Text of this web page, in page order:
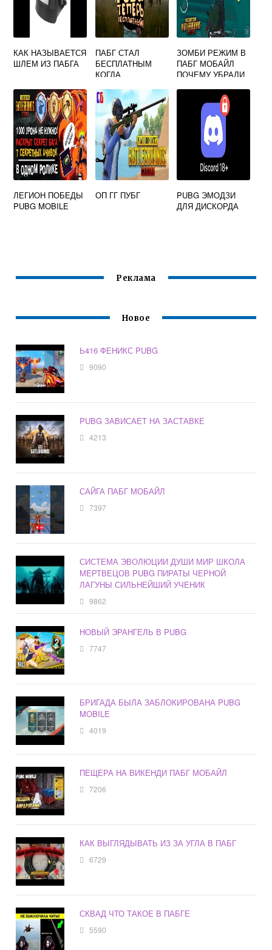
КАК НАЗЫВАЕТСЯ
ШЛЕМ ИЗ ПАБГА
ПАБГ СТАЛ
БЕСПЛАТНЫМ
КОГДА
ЗОМБИ РЕЖИМ В
ПАБГ МОБАЙЛ
ПОЧЕМУ УБРАЛИ
ЛЕГИОН ПОБЕДЫ
PUBG MOBILE
ОП ГГ ПУБГ
PUBG ЭМОДЗИ
ДЛЯ ДИСКОРДА
Реклама
Новое
Ь416 ФЕНИКС PUBG
9090
PUBG ЗАВИСАЕТ НА ЗАСТАВКЕ
4213
САЙГА ПАБГ МОБАЙЛ
7397
СИСТЕМА ЭВОЛЮЦИИ ДУШИ МИР ШКОЛА
МЕРТВЕЦОВ PUBG ПИРАТЫ ЧЕРНОЙ
ЛАГУНЫ СИЛЬНЕЙШИЙ УЧЕНИК
9862
НОВЫЙ ЭРАНГЕЛЬ В PUBG
7747
БРИГАДА БЫЛА ЗАБЛОКИРОВАНА PUBG
MOBILE
4019
ПЕЩЕРА НА ВИКЕНДИ ПАБГ МОБАЙЛ
7206
КАК ВЫГЛЯДЫВАТЬ ИЗ ЗА УГЛА В ПАБГ
6729
СКВАД ЧТО ТАКОЕ В ПАБГЕ
5590